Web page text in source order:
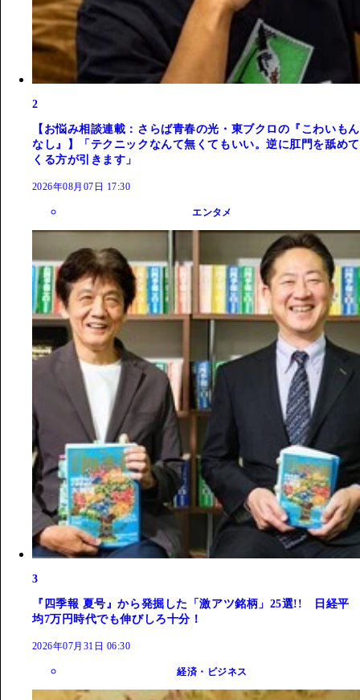
2
【お悩み相談連載：さらば青春の光・東ブクロの『こわいもん
なし』】「テクニックなんて無くてもいい。逆に肛門を舐めて
くる方が引きます」
2026年08月07日 17:30
エンタメ
3
『四季報 夏号』から発掘した「激アツ銘柄」25選!! 日経平
均7万円時代でも伸びしろ十分！
2026年07月31日 06:30
経済・ビジネス